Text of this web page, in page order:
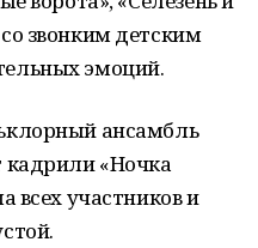
звонким детским
эмоций.
ансамбль
кадрили «Ночка
всех участников и